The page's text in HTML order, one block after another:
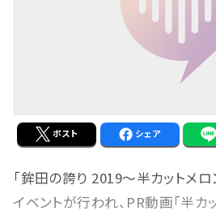
ポスト シェア
「鉾田の誇り 2019〜半カットメロ
イベントが行われ、PR動画「半カ